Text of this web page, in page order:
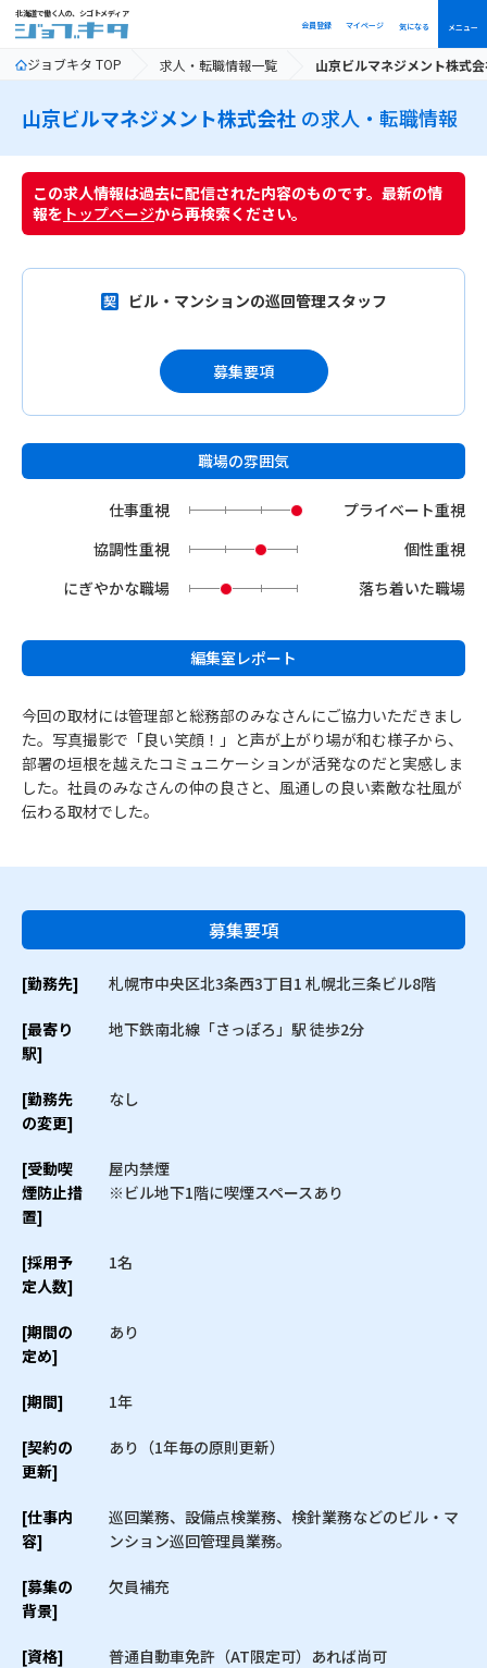
北海道で働く人の、シゴトメディア
会員登録
マイページ 気になる メニュー
ジョブキタ TOP 求人・転職情報一覧 山京ビルマネジメント株式
山京ビルマネジメント株式会社 の求人・転職情報
この求人情報は過去に配信された内容のものです。最新の情
報を トップページから再検索ください。
ビル・マンションの巡回管理スタッフ
募集要項
職場の雰囲気
仕事重視
プライベート重視
協調性重視
個性重視
にぎやかな職場
落ち着いた職場
編集室レポート
今回の取材には管理部と総務部のみなさんにご協力いただきまし
た。写真撮影で「良い笑顔！」と声が上がり場が和む様子から、
部署の垣根を越えたコミュニケーションが活発なのだと実感しま
した。社員のみなさんの仲の良さと、風通しの良い素敵な社風が
伝わる取材でした。
募集要項
[勤務先] 札幌市中央区北3条西3丁目1 札幌北三条ビル8階
[最寄り
駅]
地下鉄南北線「さっぽろ」駅 徒歩2分
[勤務先
の変更]
なし
[受動喫
煙防止措
置]
屋内禁煙
※ビル地下1階に喫煙スペースあり
[採用予
定人数]
1名
[期間の
定め]
あり
[期間] 1年
[契約の
更新]
あり（1年毎の原則更新）
[仕事内
容]
巡回業務、設備点検業務、検針業務などのビル・マ
ンション巡回管理員業務。
[募集の
背景]
欠員補充
[資格] 普通自動車免許（AT限定可）あれば尚可